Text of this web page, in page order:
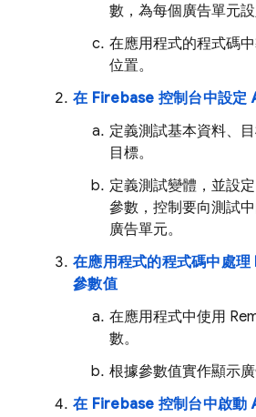
數，為每個廣告單元
在應用程式的程式碼
位置。
在 Firebase 控制台中設定
定義測試基本資料、
目標。
定義測試變體，並設定
參數，控制要向測試
廣告單元。
在應用程式的程式碼中處理
參數值
在應用程式中使用
數。
根據參數值實作顯示廣
在 Firebase 控制台中啟動